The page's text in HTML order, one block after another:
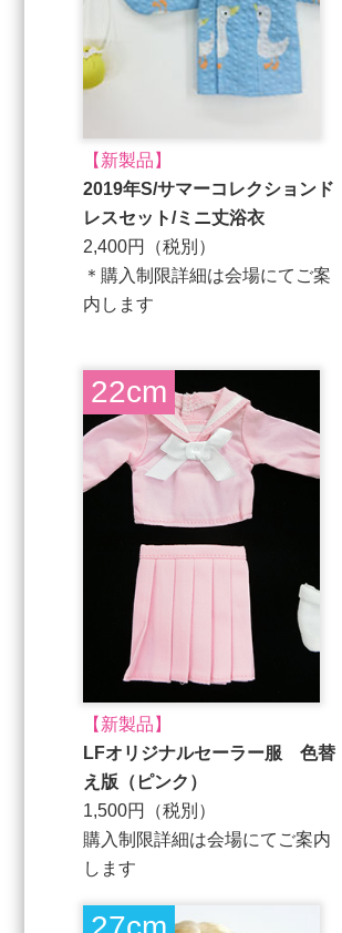
【新製品】
2019年S/サマーコレクションド
レスセット/ミニ丈浴衣
2,400円（税別）
＊購入制限詳細は会場にてご案
内します
22cm
【新製品】
LFオリジナルセーラー服 色替
え版（ピンク）
1,500円（税別）
購入制限詳細は会場にてご案内
します